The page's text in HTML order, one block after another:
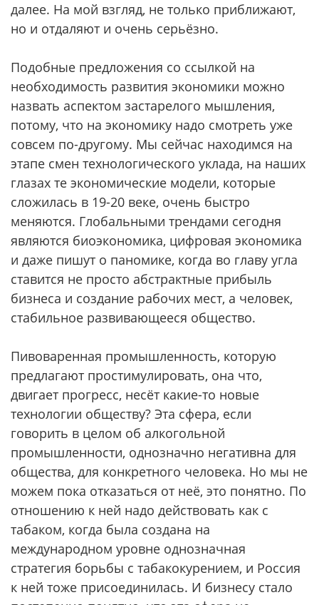
далее. На мой взгляд, не только приближают,
но и отдаляют и очень серьёзно.
Подобные предложения со ссылкой на
необходимость развития экономики можно
назвать аспектом застарелого мышления,
потому, что на экономику надо смотреть уже
совсем по-другому. Мы сейчас находимся на
этапе смен технологического уклада, на наших
глазах те экономические модели, которые
сложилась в 19-20 веке, очень быстро
меняются. Глобальными трендами сегодня
являются биоэкономика, цифровая экономика
и даже пишут о паномике, когда во главу угла
ставится не просто абстрактные прибыль
бизнеса и создание рабочих мест, а человек,
стабильное развивающееся общество.
Пивоваренная промышленность, которую
предлагают простимулировать, она что,
двигает прогресс, несёт какие-то новые
технологии обществу? Эта сфера, если
говорить в целом об алкогольной
промышленности, однозначно негативна для
общества, для конкретного человека. Но мы не
можем пока отказаться от неё, это понятно. По
отношению к ней надо действовать как с
табаком, когда была создана на
международном уровне однозначная
стратегия борьбы с табакокурением, и Россия
к ней тоже присоединилась. И бизнесу стало